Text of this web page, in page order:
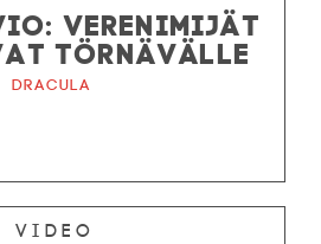
VERENIMIJÄT
TÖRNÄVÄLLE
Dracula
Video